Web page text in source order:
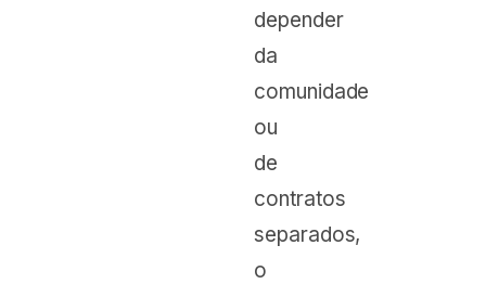
depender
da
comunidade
ou
de
contratos
separados,
o